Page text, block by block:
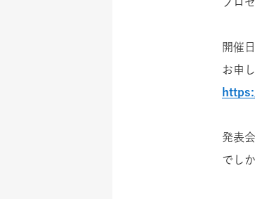
開催
お申
発表
でし